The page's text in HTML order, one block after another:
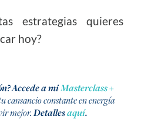
estrategias quieres
hoy?
Accede a miMasterclass +
cansancio constante en energía
mejor.Detallesaquí.